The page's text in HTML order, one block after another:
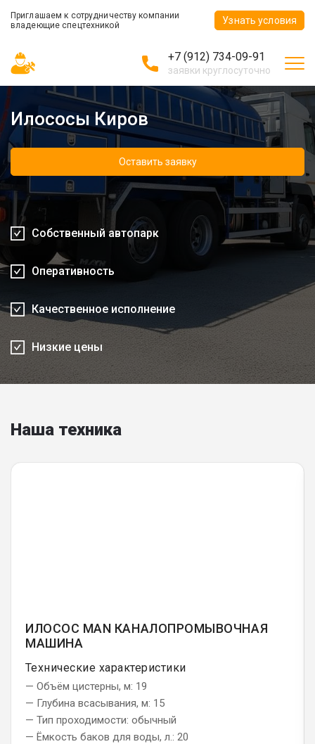
Приглашаем к сотрудничеству компании
владеющие спецтехникой
Узнать условия
+7 (912) 734-09-91
заявки круглосуточно
Илососы Киров
Оставить заявку
Собственный автопарк
Оперативность
Качественное исполнение
Низкие цены
Наша техника
ИЛОСОС MAN КАНАЛОПРОМЫВОЧНАЯ
МАШИНА
Технические характеристики
— Объём цистерны, м: 19
— Глубина всасывания, м: 15
— Тип проходимости: обычный
— Ёмкость баков для воды, л.: 20